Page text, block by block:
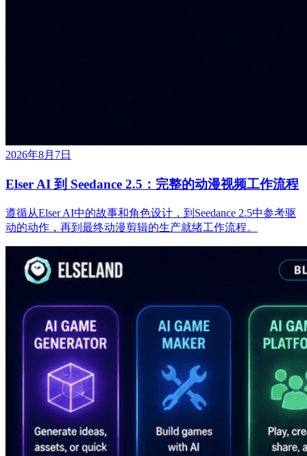
2026年8月7日
Elser AI 到 Seedance 2.5：完整的动漫视频工作流程
遵循从Elser AI中的故事和角色设计，到Seedance 2.5中参考驱
动的动作，再到最终动漫剪辑的生产就绪工作流程。